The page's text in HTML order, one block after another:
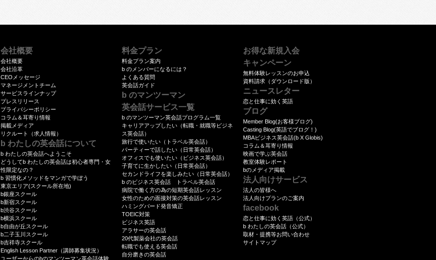
(C)当社は、お客様の個人情報の保護を徹底するため、個人情報保護に関する責任
もに、個人情報の安全管理が図られるよう従業者の必要かつ適切な監督を行いま
(D)当社が、お客様の個人情報の取扱いを第三者に委託する場合、個人情報の安全
管理が図られるよう、委託先に対し必要かつ適切な監督を行います。
4. 個人情報の第三者への提供などについて
(A)当社は、お客様から同意をいただいた場合、司法機関・行政機関等から法的義
務を伴う要請を受けた場合その他当該機関等に対して協力する必要がある場合、人
の生命、身体または財産などの重大な利益を保護するために必要な場合等個人情報
保護法の定める一定の場合を除き、お客様の個人情報を第三者に開示、提供いたし
ません。
(B)また、お客様の同意をいただいた場合であっても、第三者に個人情報を開示、
提供する場合には、当該第三者と個人情報保護に関する取決めを行い、個人情報保
護に万全を期します。
5.クッキー（Cookie）について
(A)弊社サイトではお客様によりよいサービスを提供することができるように、ク
ッキー（Cookie）を使用することがあります。 クッキーとは、ウェブサイトの提
供者がウェブブラウザを通じてお客様のコンピュータに一時的にデータを書き込み
保存させる仕組みです。弊社が使用するクッキーにはお客様の個人情報を特定でき
会社概要
会社概要
会社沿革
CEOメッセージ
マネージメントチーム
サービスラインナップ
プレスリリース
プライバシーポリシー
コラム＆耳寄り情報
掲載メディア
リクルート（求人情報）
b わたしの英会話について
b わたしの英会話へようこそ
どうしてb わたしの英会話は初心者専門・女
性限定なの？
b 習慣化メソッドをマンガで学ぼう
東京エリア(スクール所在地)
b銀座スクール
b新宿スクール
b渋谷スクール
b横浜スクール
b自由が丘スクール
b二子玉川スクール
b吉祥寺スクール
English Lesson Partner（講師募集状況）
ユーザーからのbのマンツーマン英会話体験
料金プラン
料金プラン案内
b のメンバーになるには？
よくある質問
英会話ガイド
b のマンツーマン
英会話サービス一覧
b のマンツーマン英会話プログラム一覧
キャリアアップしたい（転職・就職等ビジネ
ス英会話）
旅行で使いたい（トラベル英会話）
パーティーで話したい（日常英会話）
オフィスでも使いたい（ビジネス英会話）
子育てに生かしたい（日常英会話）
セカンドライフを楽しみたい（日常英会話）
b のビジネス英会話 トラベル英会話
病院で働く方の為の短期英会話レッスン
女性のための面接対策の英会話レッスン
ハミングバード発音矯正
TOEIC対策
ビジネス英語
アラサーの英会話
20代製薬会社の英会話
転職でも使える英会話
自分磨きの英会話
お得な新規入会
キャンペーン
無料体験レッスンのお申込
資料請求（ダウンロード版）
ニュースレター
恋と仕事に効く英語
ブログ
Member Blog(お客様ブログ)
Casting Blog(英語でブログ！)
MBAビジネス英会話(b X Globis)
コラム＆耳寄り情報
映画で学ぶ英会話
教室体験レポート
bのメディア掲載
法人向けサービス
法人の皆様へ
法人向けプランのご案内
facebook
恋と仕事に効く英語（公式）
b わたしの英会話（公式）
取材・提携等お問い合わせ
サイトマップ